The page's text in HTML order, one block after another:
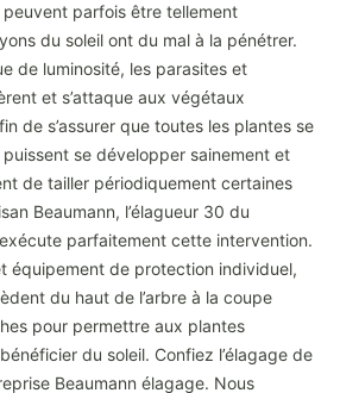
parfois être tellement
du soleil ont du mal à la pénétrer.
de luminosité, les parasites et
et s’attaque aux végétaux
de s’assurer que toutes les plantes se
se développer sainement et
de tailler périodiquement certaines
Beaumann, l’élagueur 30 du
parfaitement cette intervention.
équipement de protection individuel,
du haut de l’arbre à la coupe
pour permettre aux plantes
du soleil. Confiez l’élagage de
Beaumann élagage. Nous